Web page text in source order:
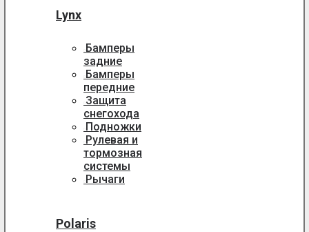
Lynx
Бамперы
задние
Бамперы
передние
Защита
снегохода
Подножки
Рулевая и
тормозная
системы
Рычаги
Polaris